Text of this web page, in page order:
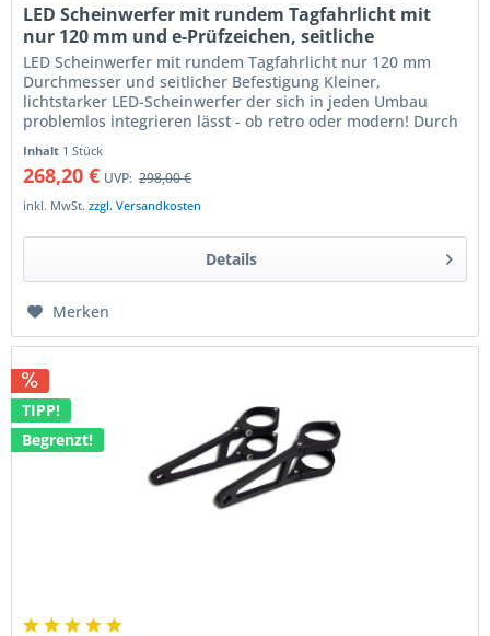
LED Scheinwerfer mit rundem Tagfahrlicht mit
nur 120 mm und e-Prüfzeichen, seitliche
Befestigung
LED Scheinwerfer mit rundem Tagfahrlicht nur 120 mm
Durchmesser und seitlicher Befestigung Kleiner,
lichtstarker LED-Scheinwerfer der sich in jeden Umbau
problemlos integrieren lässt - ob retro oder modern! Durch
Inhalt 1 Stück
268,20 € UVP: 298,00 €
inkl. MwSt.zzgl. Versandkosten
Details
Merken
TIPP!
Begrenzt!